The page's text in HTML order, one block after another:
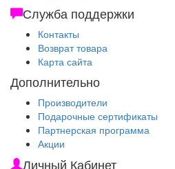
Служба поддержки
Контакты
Возврат товара
Карта сайта
Дополнительно
Производители
Подарочные сертификаты
Партнерская программа
Акции
Личный Кабинет